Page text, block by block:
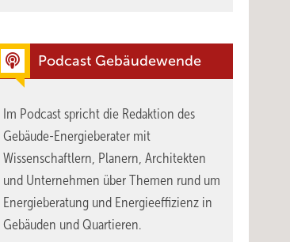
Podcast Gebäudewende
Im Podcast spricht die Redaktion des
Gebäude-Energieberater mit
Wissenschaftlern, Planern, Architekten
und Unternehmen über Themen rund um
Energieberatung und Energieeffizienz in
Gebäuden und Quartieren.